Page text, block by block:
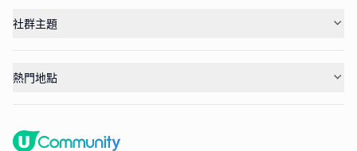
社群主題
熱門地點